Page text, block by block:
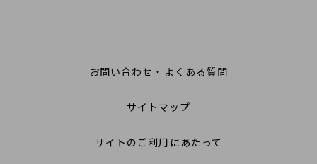
お問い合わせ・よくある質問
サイトマップ
サイトのご利用にあたって